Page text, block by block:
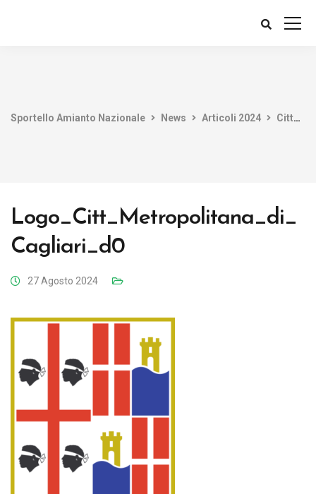
Sportello Amianto Nazionale News Articoli 2024 Città Metropolitana di Cagliari: Contributi per la rimozione Amianto
Logo_Citt_Metropolitana_di_
Cagliari_d0
27 Agosto 2024